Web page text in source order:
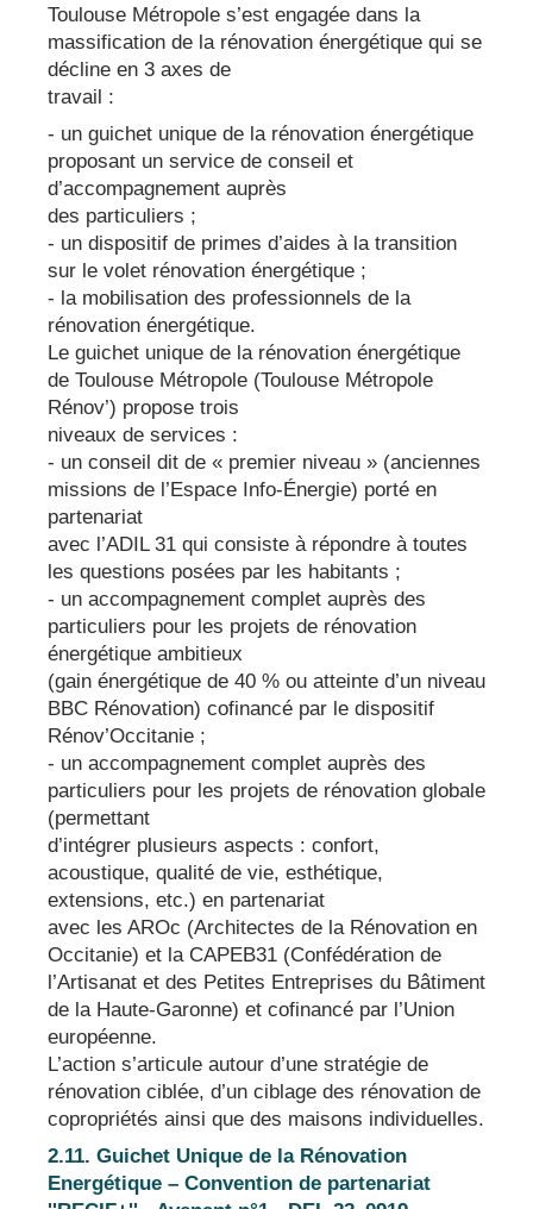
Toulouse Métropole s’est engagée dans la
massification de la rénovation énergétique qui se
décline en 3 axes de
travail :
- un guichet unique de la rénovation énergétique
proposant un service de conseil et
d’accompagnement auprès
des particuliers ;
- un dispositif de primes d’aides à la transition
sur le volet rénovation énergétique ;
- la mobilisation des professionnels de la
rénovation énergétique.
Le guichet unique de la rénovation énergétique
de Toulouse Métropole (Toulouse Métropole
Rénov’) propose trois
niveaux de services :
- un conseil dit de « premier niveau » (anciennes
missions de l’Espace Info-Énergie) porté en
partenariat
avec l’ADIL 31 qui consiste à répondre à toutes
les questions posées par les habitants ;
- un accompagnement complet auprès des
particuliers pour les projets de rénovation
énergétique ambitieux
(gain énergétique de 40 % ou atteinte d’un niveau
BBC Rénovation) cofinancé par le dispositif
Rénov’Occitanie ;
- un accompagnement complet auprès des
particuliers pour les projets de rénovation globale
(permettant
d’intégrer plusieurs aspects : confort,
acoustique, qualité de vie, esthétique,
extensions, etc.) en partenariat
avec les AROc (Architectes de la Rénovation en
Occitanie) et la CAPEB31 (Confédération de
l’Artisanat et des Petites Entreprises du Bâtiment
de la Haute-Garonne) et cofinancé par l’Union
européenne.
L’action s’articule autour d’une stratégie de
rénovation ciblée, d’un ciblage des rénovation de
copropriétés ainsi que des maisons individuelles.
2.11. Guichet Unique de la Rénovation
Energétique – Convention de partenariat